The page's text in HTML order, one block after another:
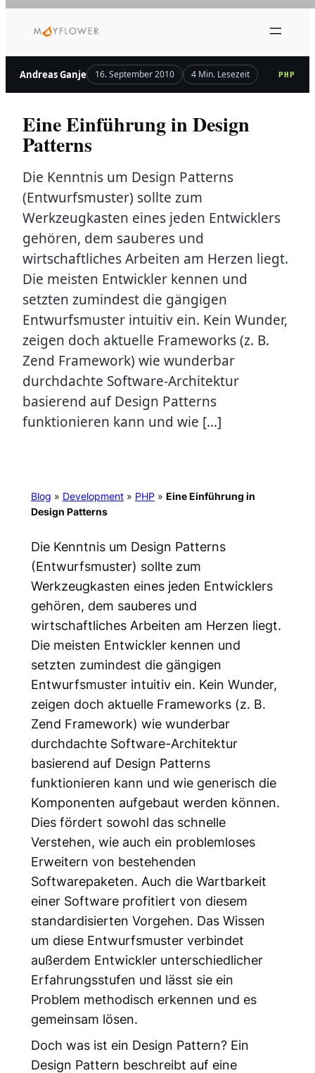
Inhalt
Andreas Ganje 16. September 2010 4 Min. Lesezeit PHP
Eine Einführung in Design
Patterns
Die Kenntnis um Design Patterns
(Entwurfsmuster) sollte zum
Werkzeugkasten eines jeden Entwicklers
gehören, dem sauberes und
wirtschaftliches Arbeiten am Herzen liegt.
Die meisten Entwickler kennen und
setzten zumindest die gängigen
Entwurfsmuster intuitiv ein. Kein Wunder,
zeigen doch aktuelle Frameworks (z. B.
Zend Framework) wie wunderbar
durchdachte Software-Architektur
basierend auf Design Patterns
funktionieren kann und wie […]
Blog » Development» PHP » Eine Einführung in
Design Patterns
Die Kenntnis um Design Patterns
(Entwurfsmuster) sollte zum
Werkzeugkasten eines jeden Entwicklers
gehören, dem sauberes und
wirtschaftliches Arbeiten am Herzen liegt.
Die meisten Entwickler kennen und
setzten zumindest die gängigen
Entwurfsmuster intuitiv ein. Kein Wunder,
zeigen doch aktuelle Frameworks (z. B.
Zend Framework) wie wunderbar
durchdachte Software-Architektur
basierend auf Design Patterns
funktionieren kann und wie generisch die
Komponenten aufgebaut werden können.
Dies fördert sowohl das schnelle
Verstehen, wie auch ein problemloses
Erweitern von bestehenden
Softwarepaketen. Auch die Wartbarkeit
einer Software profitiert von diesem
standardisierten Vorgehen. Das Wissen
um diese Entwurfsmuster verbindet
außerdem Entwickler unterschiedlicher
Erfahrungsstufen und lässt sie ein
Problem methodisch erkennen und es
gemeinsam lösen.
Doch was ist ein Design Pattern? Ein
Design Pattern beschreibt auf eine